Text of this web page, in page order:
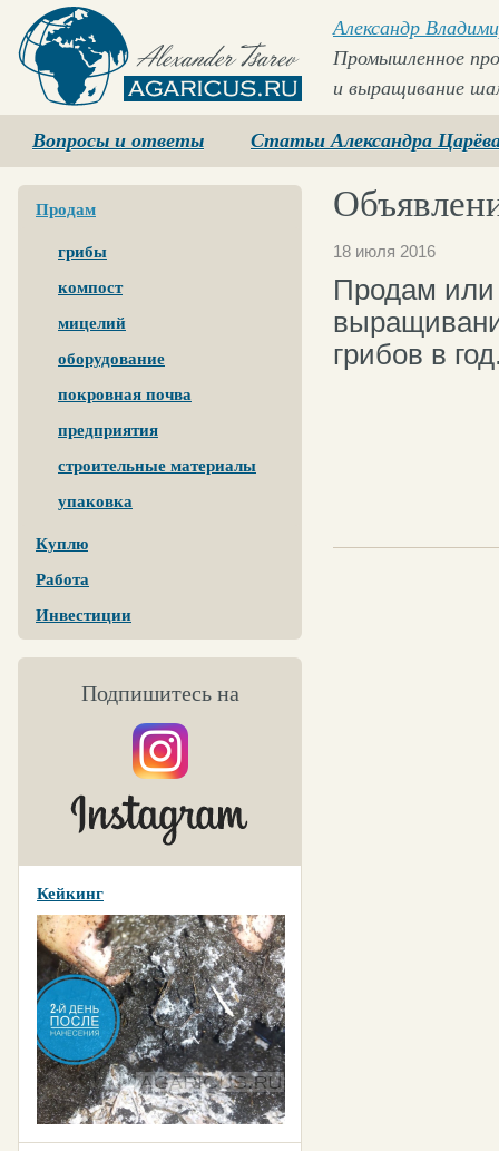
Agaricus.ru
Александр
Промышленное
и выращивание
Вопросы и ответы Статьи Александра
Продам
грибы
компост
мицелий
оборудование
покровная почва
предприятия
строительные материалы
упаковка
Куплю
Работа
Инвестиции
Подпишитесь на
Кейкинг
18 июля 2016
Продам или
грибов в